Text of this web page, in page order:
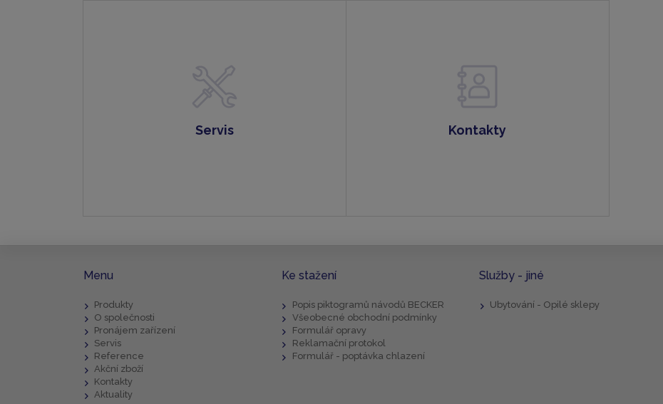
Servis Kontakty
Menu
Produkty
O společnosti
Pronájem zařízení
Servis
Reference
Akční zboží
Kontakty
Aktuality
Ke stažení
Popis piktogramů návodů BECKER
Všeobecné obchodní podmínky
Formulář opravy
Reklamační protokol
Formulář - poptávka chlazení
Služby - jiné
Ubytování - Opilé sklepy